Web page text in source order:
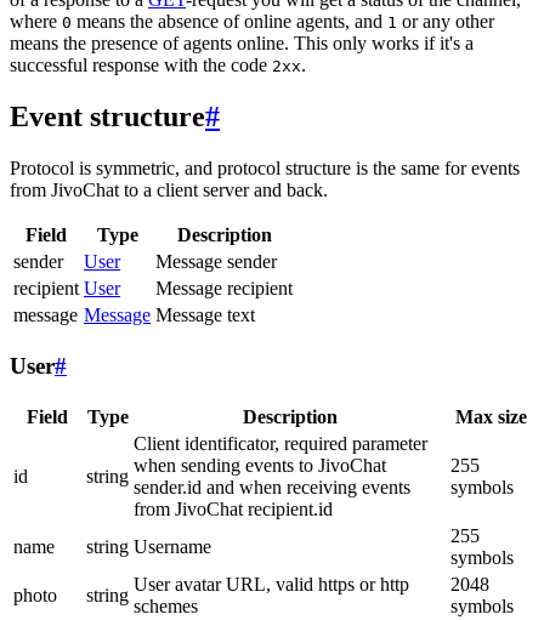
where 0 means the absence of online agents, and 1 or any other
means the presence of agents online. This only works if it's a
successful response with the code 2xx.
Event structure#
Protocol is symmetric, and protocol structure is the same for events
from JivoChat to a client server and back.
Field Type
Description
sender
User
Message sender
recipient User
Message recipient
message Message Message text
User#
Field Type Description Max size
id string
Client identificator, required parameter
when sending events to JivoChat
sender.id and when receiving events
from JivoChat recipient.id
255
symbols
name string Username
255
symbols
photo
string
User avatar URL, valid https or http
schemes
2048
symbols